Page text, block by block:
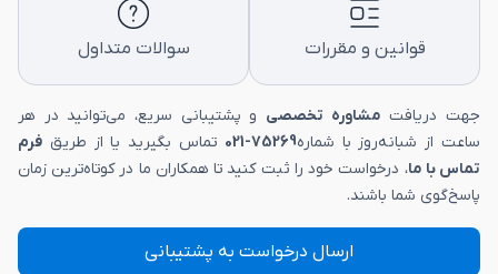
قوانین و مقررات سوالات متداول
جهت دریافت مشاوره تخصصی و پشتیبانی سریع، می‌توانید در هر
ساعت از شبانه‌روز با شماره75269-021 تماس بگیرید یا از طریق فرم
تماس با ما، درخواست خود را ثبت کنید تا همکاران ما در کوتاه‌ترین زمان
پاسخ‌گوی شما باشند.
ارسال درخواست به پشتیبانی